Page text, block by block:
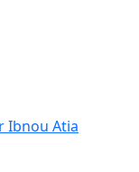
Ibnou Atia